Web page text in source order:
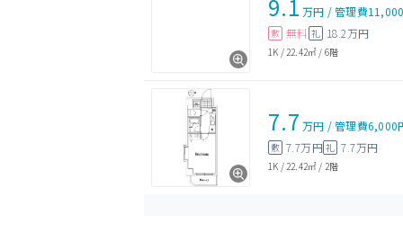
9.1 万円 /管理費
敷 無料 礼 18.2万円
1K / 22.42㎡ / 6階
7.7 万円 /管理費6,000
敷 7.7万円礼 7.7万円
1K / 22.42㎡ / 2階